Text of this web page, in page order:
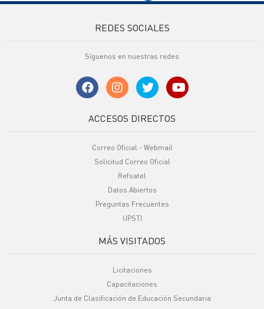
REDES SOCIALES
Síguenos en nuestras redes
ACCESOS DIRECTOS
Correo Oficial - Webmail
Solicitud Correo Oficial
Refsatel
Datos Abiertos
Preguntas Frecuentes
UPSTI
MÁS VISITADOS
Licitaciones
Capacitaciones
Junta de Clasificación de Educación Secundaria